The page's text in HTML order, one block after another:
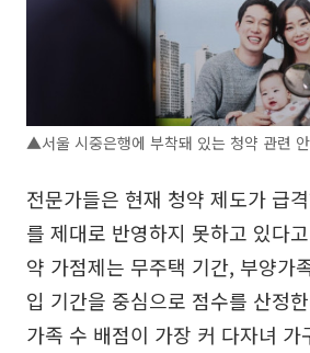
▲서울 시중은행에 부착돼 있는 청약 관련
전문가들은 현재 청약 제도가 급
를 제대로 반영하지 못하고 있다
약 가점제는 무주택 기간, 부양가
입 기간을 중심으로 점수를 산정
가족 수 배점이 가장 커 다자녀 가